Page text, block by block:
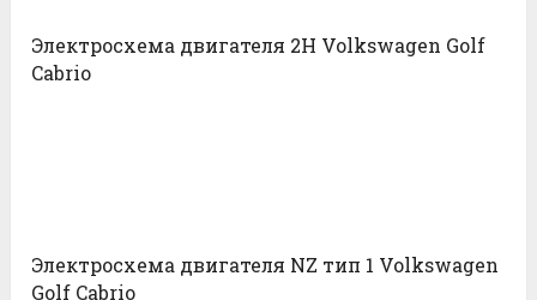
Электросхема двигателя 2H Volkswagen Golf
Cabrio
Электросхема двигателя NZ тип 1 Volkswagen
Golf Cabrio